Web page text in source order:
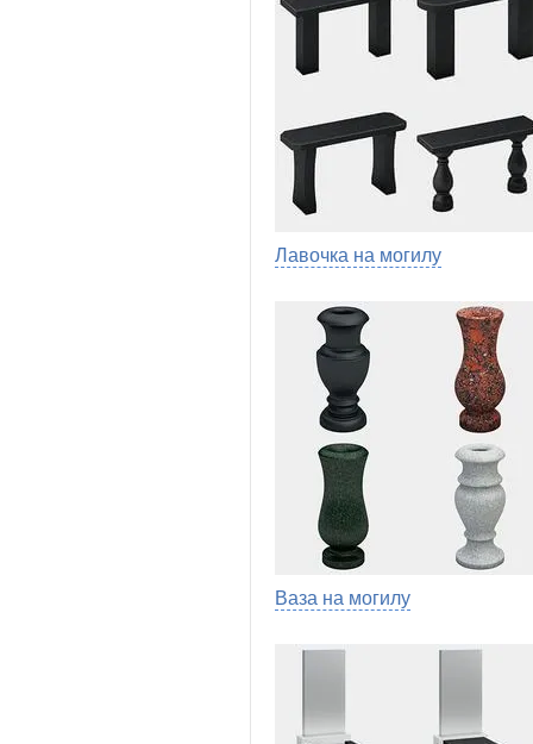
Лавочка на могилу
Ваза на могилу